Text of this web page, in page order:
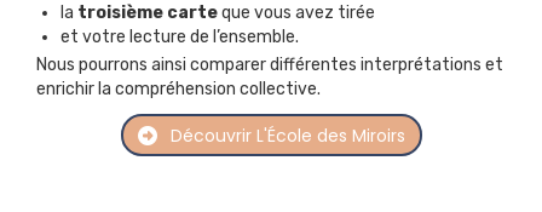
la troisième carteque vous avez tirée
et votre lecture de l’ensemble.
Nous pourrons ainsi comparer différentes interprétations et
enrichir la compréhension collective.
Découvrir L'École des Miroirs